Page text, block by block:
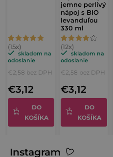
Priemerné
hodnotenie
5,0
skladom na
odoslanie
€2,58 bez DPH
€3,12
DO
KOŠÍKA
jemne perlivý
nápoj s BIO
levanduľou
330 ml
Priemerné
hodnotenie
4,3
skladom na
odoslanie
€2,58 bez DPH
€3,12
DO
KOŠÍKA
Instagram